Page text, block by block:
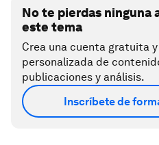
No te pierdas ninguna
este tema
Crea una cuenta gratuita
personalizada de
publicaciones y análisis.
Inscríbete de